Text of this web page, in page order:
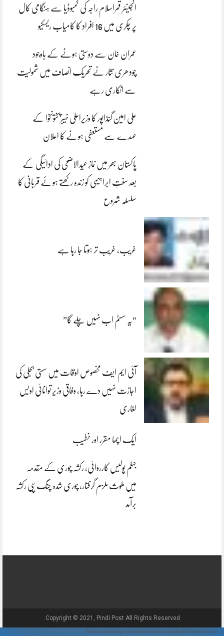
انجینئر قمراسلام راجہ کی کمبوڈیا سے ہنگامی کال
پر چکری میں 16 افراد کا کامیاب ریسکیو
عمران خان سے دوستی ہونے کے باوجود
چودھری نثار نے تحریک انصاف میں شمولیت
سے انکاری رہے
علی امین گنڈاپور کا وزیراعلیٰ خیبرپختونخوا کے
عہدے سے مستعفی ہونے کا اعلان
پاکستان بھر میں نمازِ عیدالاضحی کی ادائیگی کے
بعد سنتِ ابراہیمی کو زندہ رکھتے ہوئے قربانی کا
سلسلہ شروع
غریب، غریب تر ہوتا جا رہا ہے
“یہ سسٹم اب نہیں چلے گا”
آئی ایم ایف مخصوص اوقات میں سستی بجلی کی
اجازت نہیں دے رہا، وفاقی وزیر توانائی اویس
لغاری
ایک اچھا مقرر اور خطیب
جہلم پولیس کارروائی، رکشہ چوری کے مقدمہ
میں ملوث ملزم گرفتار، چوری شدہ چنگ چی رکشہ
برآمد
Copyright © 2021, Pindi Post All Rights Reserved.
// Show Author Image with Author Name in UrduPaper Theme function